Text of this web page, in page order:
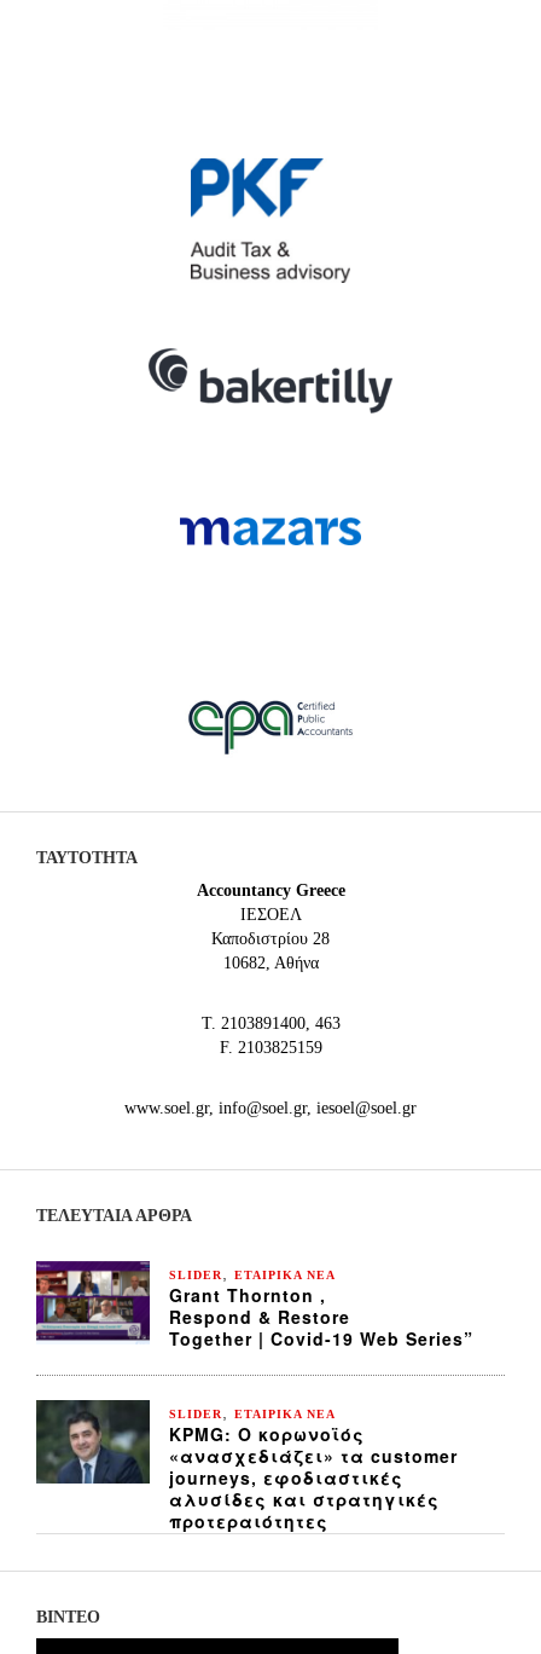
ΤΑΥΤΟΤΗΤΑ
Accountancy Greece
IEΣΟΕΛ
Καποδιστρίου 28
10682, Αθήνα
Τ. 2103891400, 463
F. 2103825159
www.soel.gr, info@soel.gr, iesoel@soel.gr
ΤΕΛΕΥΤΑΙΑ ΆΡΘΡΑ
SLIDER, ΕΤΑΙΡΙΚΑ ΝΕΑ
Grant Thornton ,
Respond & Restore
Together | Covid-19 Web Series”
SLIDER, ΕΤΑΙΡΙΚΑ ΝΕΑ
KPMG: Ο κορωνοϊός
«ανασχεδιάζει» τα customer
journeys, εφοδιαστικές
αλυσίδες και στρατηγικές
προτεραιότητες
ΒΙΝΤΕΟ